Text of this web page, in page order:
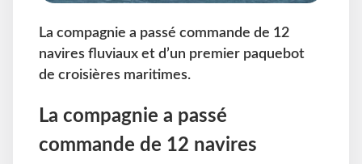
La compagnie a passé commande de 12
navires fluviaux et d’un premier paquebot
de croisières maritimes.
La compagnie a passé
commande de 12 navires